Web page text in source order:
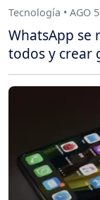
Tecnología • AGO
WhatsApp se
todos y crear